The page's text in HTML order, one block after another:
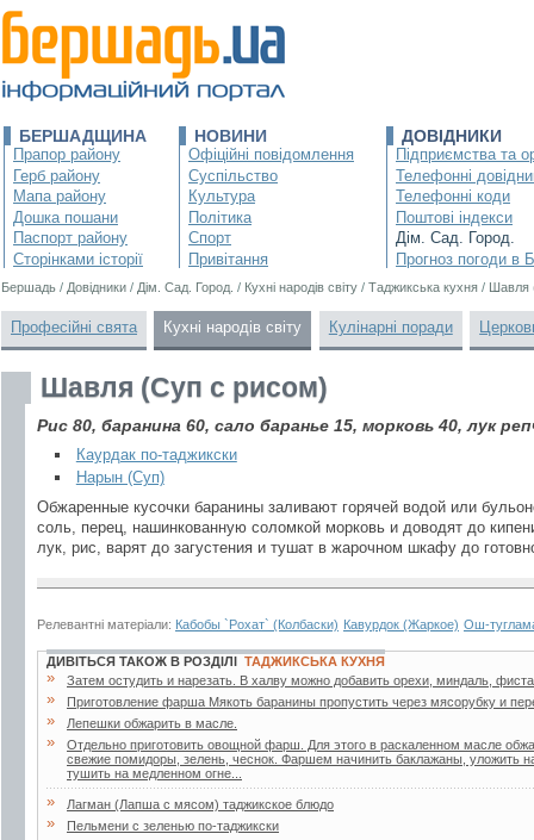
БЕРШАДЩИНА
Прапор району
Герб району
Мапа району
Дошка пошани
Паспорт району
Сторінками історії
НОВИНИ
Офіційні повідомлення
Суспільство
Культура
Політика
Спорт
Привітання
ДОВІДНИКИ
Підприємства та
Телефонні
Телефонні коди
Поштові індекси
Дім. Сад. Город.
Прогноз погоди в
Бершадь / Довідники / Дім. Сад. Город. / Кухні народів світу / Таджикська кухня / Шавля
Професійні свята Кухні народів світу Кулінарні поради
Шавля (Суп с рисом)
Рис 80, баранина 60, сало баранье 15, морковь 40, лук
Каурдак по-таджикски
Нарын (Суп)
Обжаренные кусочки баранины заливают горячей водой или
соль, перец, нашинкованную соломкой морковь и доводят до
лук, рис, варят до загустения и тушат в жарочном шкафу до
Релевантні матеріали: Кабобы `Рохат` (Колбаски) Кавурдок (Жаркое) Ош-
ДИВІТЬСЯ ТАКОЖ В РОЗДІЛІ ТАДЖИКСЬКА КУХНЯ
» Затем остудить и нарезать. В халву можно добавить орехи, миндаль,
» Приготовление фарша Мякоть баранины пропустить через мясорубку и
» Лепешки обжарить в масле.
»
Отдельно приготовить овощной фарш. Для этого в раскаленном масле
свежие помидоры, зелень, чеснок. Фаршем начинить баклажаны, уложить
тушить на медленном огне...
» Лагман (Лапша с мясом) таджикское блюдо
» Пельмени с зеленью по-таджикски